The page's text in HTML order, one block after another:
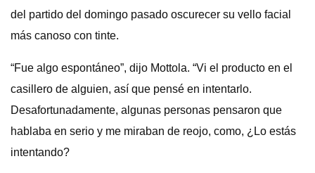
del partido del domingo pasado oscurecer su vello facial
más canoso con tinte.
“Fue algo espontáneo”, dijo Mottola. “Vi el producto en el
casillero de alguien, así que pensé en intentarlo.
Desafortunadamente, algunas personas pensaron que
hablaba en serio y me miraban de reojo, como, ¿Lo estás
intentando?